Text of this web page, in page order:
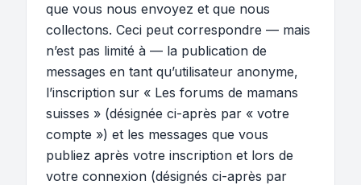
que vous nous envoyez et que nous
collectons. Ceci peut correspondre — mais
n’est pas limité à — la publication de
messages en tant qu’utilisateur anonyme,
l’inscription sur « Les forums de mamans
suisses » (désignée ci-après par « votre
compte ») et les messages que vous
publiez après votre inscription et lors de
votre connexion (désignés ci-après par